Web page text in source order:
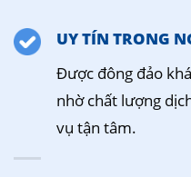
UY TÍN TRONG
Được đông đảo
nhờ chất lượng
vụ tận tâm.